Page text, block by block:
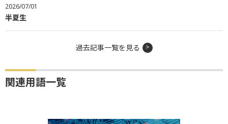
2026/07/01
半夏生
過去記事一覧を見る
関連用語一覧